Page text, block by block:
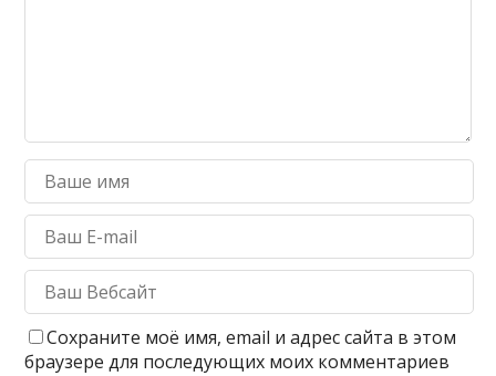
Сохраните моё имя, email и адрес сайта в этом
браузере для последующих моих комментариев